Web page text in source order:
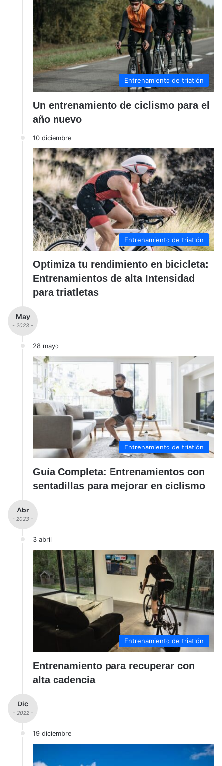
Entrenamiento de triatlón
Un entrenamiento de ciclismo para el
año nuevo
10 diciembre
Entrenamiento de triatlón
Optimiza tu rendimiento en bicicleta:
Entrenamientos de alta Intensidad
para triatletas
May
- 2023 -
28 mayo
Entrenamiento de triatlón
Guía Completa: Entrenamientos con
sentadillas para mejorar en ciclismo
Abr
- 2023 -
3 abril
Entrenamiento de triatlón
Entrenamiento para recuperar con
alta cadencia
Dic
- 2022 -
19 diciembre